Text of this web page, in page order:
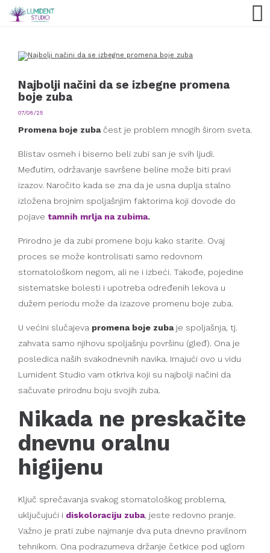
Najbolji načini da se izbegne promena
boje zuba
07/08/25
Promena boje zubačest je problem mnogih širom sveta.
Blistav osmeh i biserno beli zubi san je svih ljudi.
Međutim, održavanje savršene beline može biti pravi
izazov. Naročito kada se zna da je usna duplja stalno
izložena brojnim spoljašnjim faktorima koji dovode do
pojave tamnih mrlja na zubima.
Prirodno je da zubi promene boju kako starite. Ovaj
proces se može kontrolisati samo redovnom
stomatološkom negom, ali ne i izbeći. Takođe, pojedine
sistematske bolesti i upotreba određenih lekova u
dužem periodu može da izazove promenu boje zuba.
U većini slučajeva promena boje zubaje spoljašnja, tj.
zahvata samo njihovu spoljašnju površinu (gleđ). Ona je
posledica naših svakodnevnih navika. Imajući ovo u vidu
Lumident Studio vam otkriva koji su najbolji načini da
sačuvate prirodnu boju svojih zuba.
Nikada ne preskačite
dnevnu oralnu
higijenu
Ključ sprečavanja svakog stomatološkog problema,
uključujući i diskoloraciju zuba, jeste redovno pranje.
Važno je prati zube najmanje dva puta dnevno pravilnom
tehnikom. Ona podrazumeva držanje četkice pod uglom